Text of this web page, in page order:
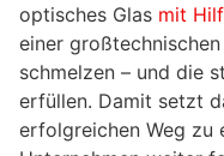
optisches Glas mit
einer
schmelzen – und die
erfüllen. Damit setzt
erfolgreichen Weg zu